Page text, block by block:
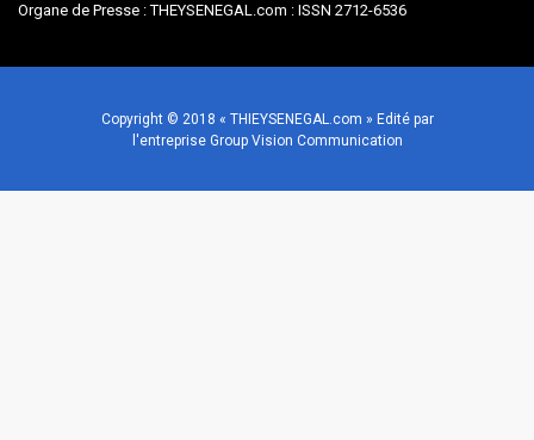
Organe de Presse : THEYSENEGAL.com : ISSN 2712-6536
Copyright © 2018 « THIEYSENEGAL.com » Edité par
l'entreprise Group Vision Communication